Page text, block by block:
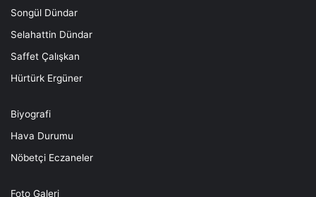
Songül Dündar
Selahattin Dündar
Saffet Çalışkan
Hürtürk Ergüner
Biyografi
Hava Durumu
Nöbetçi Eczaneler
Foto Galeri